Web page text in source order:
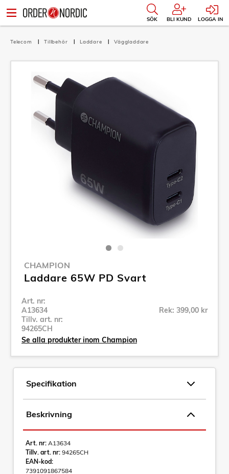
SÖK BLI KUND LOGGA IN
Telecom Tillbehör Laddare Väggladdare
CHAMPION
Laddare 65W PD Svart
Art. nr:
A13634
Tillv. art. nr:
94265CH
Rek: 399,00 kr
Se alla produkter inom Champion
Specifikation
Beskrivning
Art. nr: A13634
Tillv. art. nr: 94265CH
EAN-kod:
7391091867584